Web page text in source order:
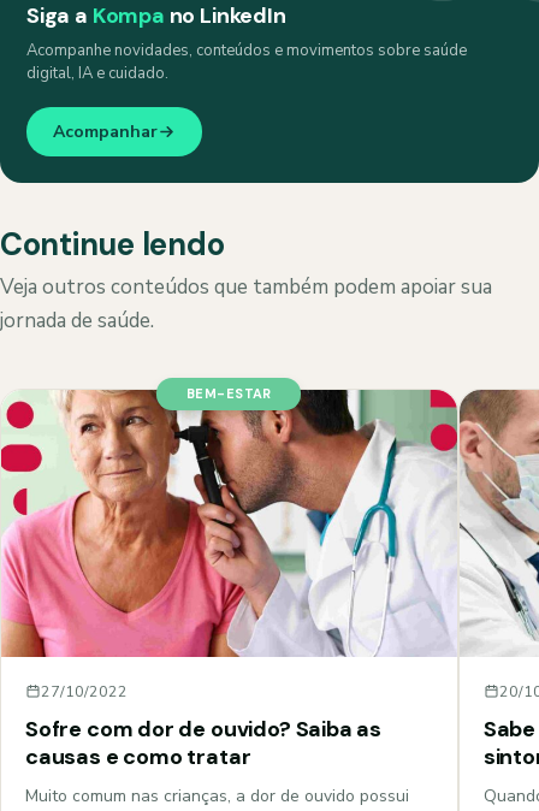
Siga a Kompa no LinkedIn
Acompanhe novidades, conteúdos e movimentos sobre saúde
digital, IA e cuidado.
Acompanhar
Continue lendo
Veja outros conteúdos que também podem apoiar sua
jornada de saúde.
BEM-ESTAR
27/10/2022
Sofre com dor de ouvido? Saiba as
causas e como tratar
Muito comum nas crianças, a dor de ouvido possui
20/